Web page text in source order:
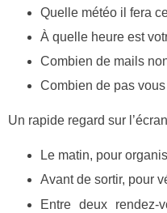
Quelle météo il fera
À quelle heure est
Combien de mails
Combien de pas
Un rapide regard sur
Le matin, pour
Avant de sortir, pour
Entre deux rendez-